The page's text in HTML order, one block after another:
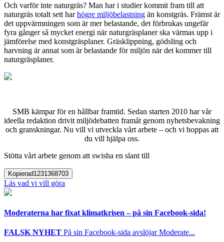
Och varför inte naturgräs? Man har i studier kommit fram till att
naturgräs totalt sett harhögre miljöbelastning än konstgräs. Främst är
det uppvärmningen som är mer belastande, det förbrukas ungefär
fyra gånger så mycket energi när naturgräsplaner ska värmas upp i
jämförelse med konstgräsplaner. Gräsklippning, gödsling och
harvning är annat som är belastande för miljön när det kommer till
naturgräsplaner.
SMB kämpar för en hållbar framtid. Sedan starten 2010 har vår
ideella redaktion drivit miljödebatten framåt genom nyhetsbevakning
och granskningar. Nu vill vi utveckla vårt arbete – och vi hoppas att
du vill hjälpa oss.
Stötta vårt arbete genom att swisha en slant till
Kopierad1231368703
Läs vad vi vill göra
Moderaterna har fixat klimatkrisen – på sin Facebook-sida!
FALSK NYHET På sin Facebook-sida avslöjar Moderate...